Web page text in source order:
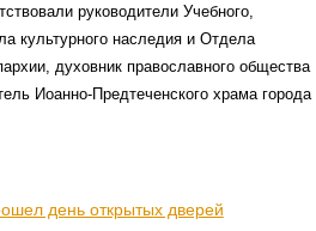
руководители Учебного,
культурного наследия и Отдела
духовник православного общества
Иоанно-Предтеченского храма города
день открытых дверей